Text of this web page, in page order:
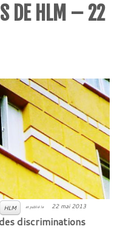
DE HLM – 22
HLM et publié le 22 mai 2013
discriminations